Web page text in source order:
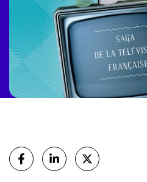
Partager
sur Facebook
sur Linkedinsur X (Twitter)